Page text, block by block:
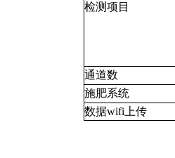
检测项目
通道数
施肥系统
数据wifi上传